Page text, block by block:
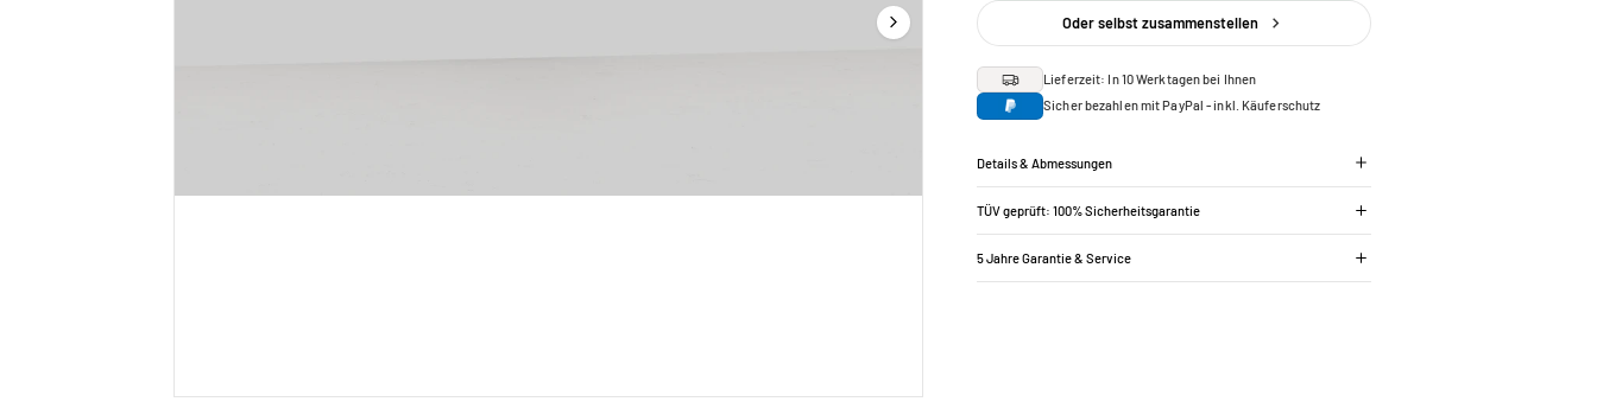
Oder selbst zusammenstellen
Lieferzeit: In 10 Werktagen bei Ihnen
Sicher bezahlen mit PayPal - inkl. Käuferschutz
Details & Abmessungen
TÜV geprüft: 100% Sicherheitsgarantie
5 Jahre Garantie & Service